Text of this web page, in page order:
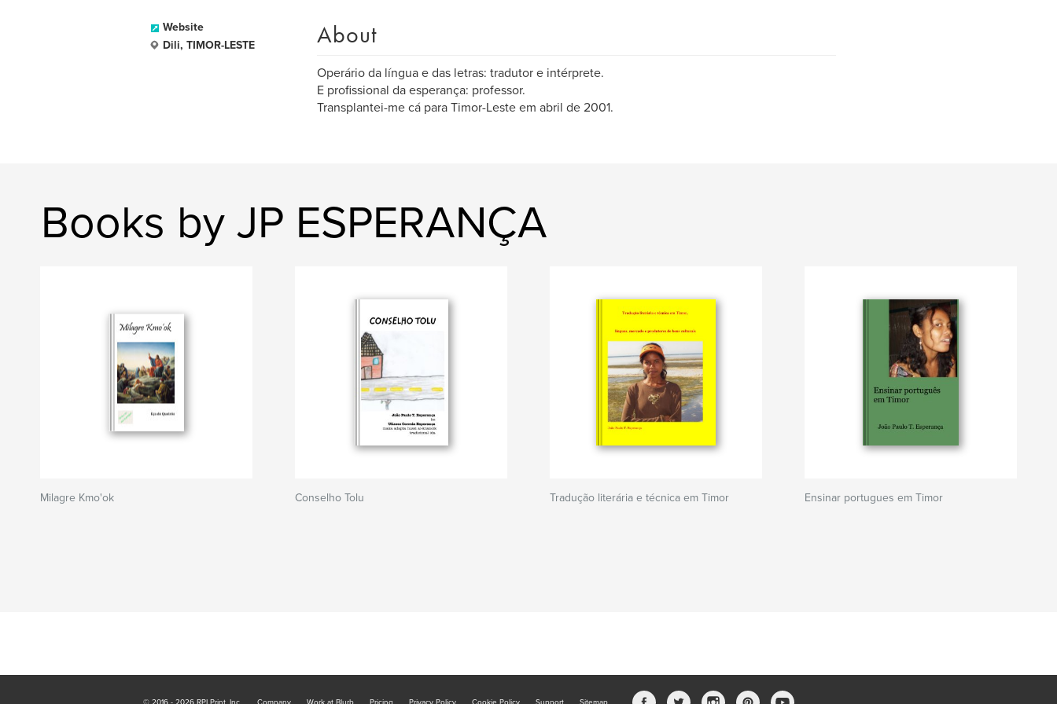
Website
Dili, TIMOR-LESTE
About
Operário da língua e das letras: tradutor e intérprete.
E profissional da esperança: professor.
Transplantei-me cá para Timor-Leste em abril de 2001.
Books by JP ESPERANÇA
Milagre Kmo'ok Conselho Tolu Tradução literária e técnica em Timor Ensinar portugues em Timor